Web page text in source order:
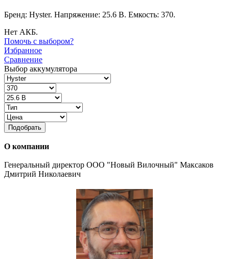
Бренд: Hyster. Напряжение: 25.6 В. Емкость: 370.
Нет АКБ.
Помочь с выбором?
Избранное
Сравнение
Выбор аккумулятора
Подобрать
О компании
Генеральный директор ООО "Новый Вилочный" Максаков
Дмитрий Николаевич